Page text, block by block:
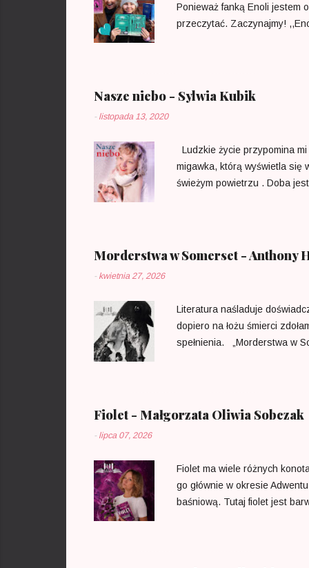
Ponieważ fanką Enoli jestem
przeczytać. Zaczynajmy!
perdytorystką-detektywką
Nasze niebo - Sylwia Kubik
- listopada 13, 2020
Ludzkie życie przypomina
migawka, którą wyświetla się
świeżym powietrzu . Doba
odnotowujemy początkowo
musimy być cierpliwi i
Morderstwa w Somerset - Anthony
- kwietnia 27, 2026
Literatura naśladuje
dopiero na łożu śmierci
spełnienia. „Morderstwa w
powiedziano już wszystko i
we własnym umyśle. Konia
Fiolet - Małgorzata Oliwia Sobczak
- lipca 07, 2026
Fiolet ma wiele różnych
go głównie w okresie
baśniową. Tutaj fiolet jest
uzyskania właściwego